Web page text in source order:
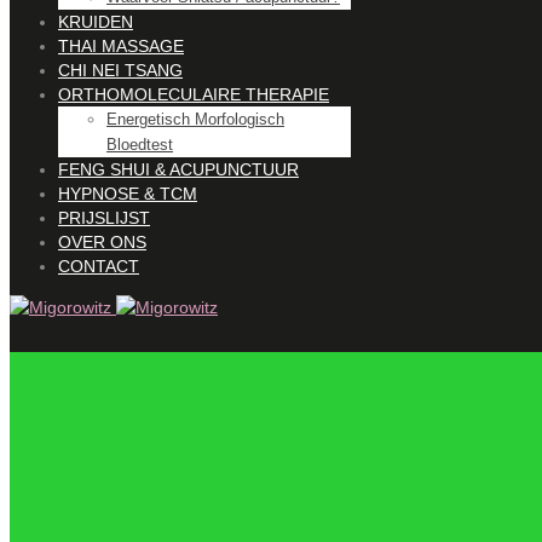
KRUIDEN
THAI MASSAGE
CHI NEI TSANG
ORTHOMOLECULAIRE THERAPIE
Energetisch Morfologisch
Bloedtest
FENG SHUI & ACUPUNCTUUR
HYPNOSE & TCM
PRIJSLIJST
OVER ONS
CONTACT